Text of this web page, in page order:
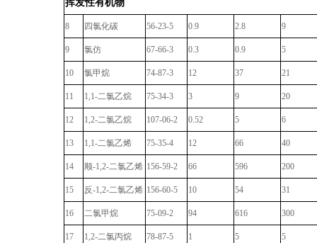
挥发性有机物
8 四氯化碳 56-23-5 0.9 2.8 9
9 氯仿 67-66-3 0.3 0.9 5
10 氯甲烷 74-87-3 12 37 21
11 1,1-二氯乙烷 75-34-3 3 9 20
12 1,2-二氯乙烷 107-06-2 0.52 5 6
13 1,1-二氯乙烯 75-35-4 12 66 40
14 顺-1,2-二氯乙烯 156-59-2 66 596 200
15 反-1,2-二氯乙烯 156-60-5 10 54 31
16 二氯甲烷 75-09-2 94 616 300
17 1,2-二氯丙烷 78-87-5 1 5 5